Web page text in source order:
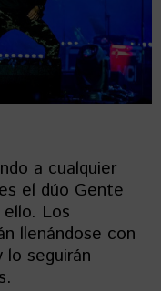
a cualquier
el dúo Gente
Los
llenándose con
seguirán